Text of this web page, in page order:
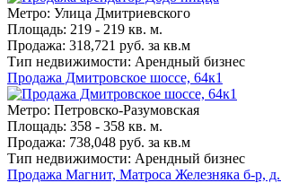
Метро: Улица Дмитриевского
Площадь: 219 - 219 кв. м.
Продажа: 318,721 руб. за кв.м
Тип недвижимости: Арендный бизнес
Продажа Дмитровское шоссе, 64к1
Метро: Петровско-Разумовская
Площадь: 358 - 358 кв. м.
Продажа: 738,048 руб. за кв.м
Тип недвижимости: Арендный бизнес
Продажа Магнит, Матроса Железняка б-р,